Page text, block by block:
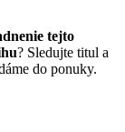
tejto
? Sledujte titul a
do ponuky.